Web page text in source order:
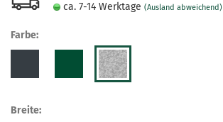
ca. 7-14 Werktage (Ausland abweichend)
Farbe:
Breite: